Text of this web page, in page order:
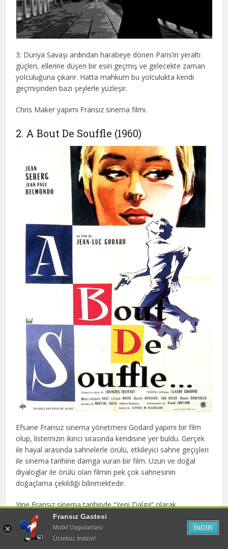
3. Dünya Savaşı ardından harabeye dönen Paris’in yeraltı
güçleri, ellerine düşen bir esiri geçmiş ve gelecekte zaman
yolculuğuna çıkarır. Hatta mahkum bu yolculukta kendi
geçmişinden bazı şeylerle yüzleşir.
Chris Maker yapımı Fransız sinema filmi.
2. A Bout De Souffle (1960)
Efsane Fransız sinema yönetmeni Godard yapımı bir film
olup, listemizin ikinci sırasında kendisine yer buldu. Gerçek
ile hayal arasında sahnelerle örülü, etkileyici sahne geçişleri
ile sinema tarihine damga vuran bir film. Uzun ve doğal
diyaloglar ile örülü olan filmin pek çok sahnesinin
doğaçlama çekildiği bilinmektedir.
Yine Fransız sinema tarihinde “Yeni Dalga” olarak
adlandırılan döneme ait bu efsane Godard filmine listemizin
ikinci sırasında yer verdik. Belmondo’nun yarattığı sürekli
uzaklara dalan, bilip de konuşmayan unutulmaz tiplemesi
Fransız Gastesi
Mobil Uygulaması
Ücretsiz İndirin!
İNDİR